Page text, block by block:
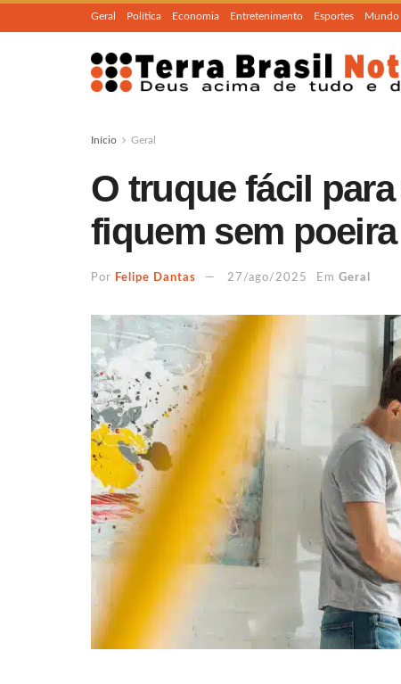
Geral Política Economia Entretenimento Esportes Mundo
Início Geral
O truque fácil
fiquem sem
Por Felipe Dantas 27/ago/2025 Em Geral